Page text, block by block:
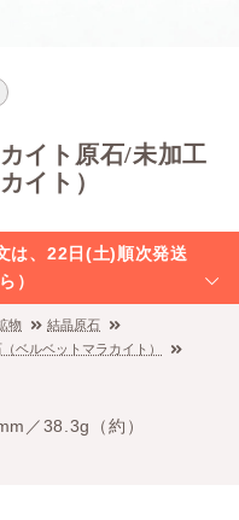
イト原石/未加工
イト）
は、22日(土)順次発送
）
物
結晶原石
ベルベットマラカイト）
／38.3g（約）